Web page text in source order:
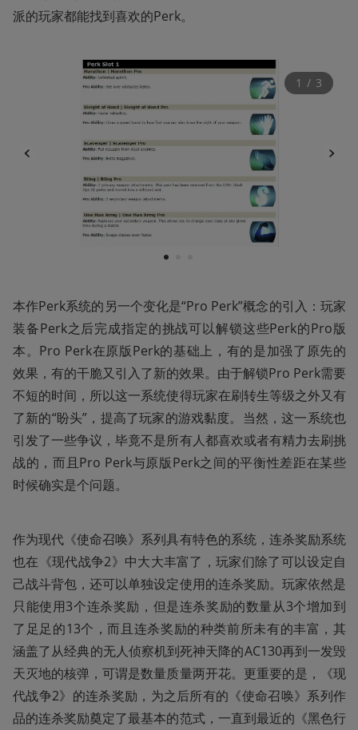
派的玩家都能找到喜欢的Perk。
1
1 / 3
本作Perk系统的另一个变化是“Pro Perk”概念的引入：玩家
装备Perk之后完成指定的挑战可以解锁这些Perk的Pro版
本。Pro Perk在原版Perk的基础上，有的是加强了原先的
效果，有的干脆又引入了新的效果。由于解锁Pro Perk需要
不短的时间，所以这一系统使得玩家在刷转生等级之外又有
了新的“盼头”，提高了玩家的游戏黏度。当然，这一系统也
引发了一些争议，毕竟不是所有人都喜欢或者有精力去刷挑
战的，而且Pro Perk与原版Perk之间的平衡性差距在某些
时候确实是个问题。
作为现代《使命召唤》系列具有特色的系统，连杀奖励系统
也在《现代战争2》中大大丰富了，玩家们除了可以设定自
己战斗背包，还可以单独设定使用的连杀奖励。玩家依然是
只能使用3个连杀奖励，但是连杀奖励的数量从3个增加到
了足足的13个，而且连杀奖励的种类前所未有的丰富，其
涵盖了从经典的无人侦察机到死神天降的AC130再到一发毁
天灭地的核弹，可谓是数量质量两开花。更重要的是，《现
代战争2》的连杀奖励，为之后所有的《使命召唤》系列作
品的连杀奖励奠定了最基本的范式，一直到最近的《黑色行